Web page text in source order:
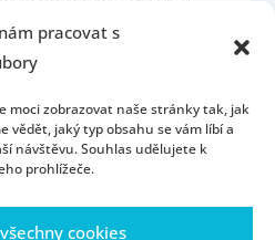
pracovat s
moci zobrazovat naše stránky tak, jak
vědět, jaký typ obsahu se vám líbí a
návštěvu. Souhlas udělujete k
prohlížeče.
cookies
Konzultační hodiny